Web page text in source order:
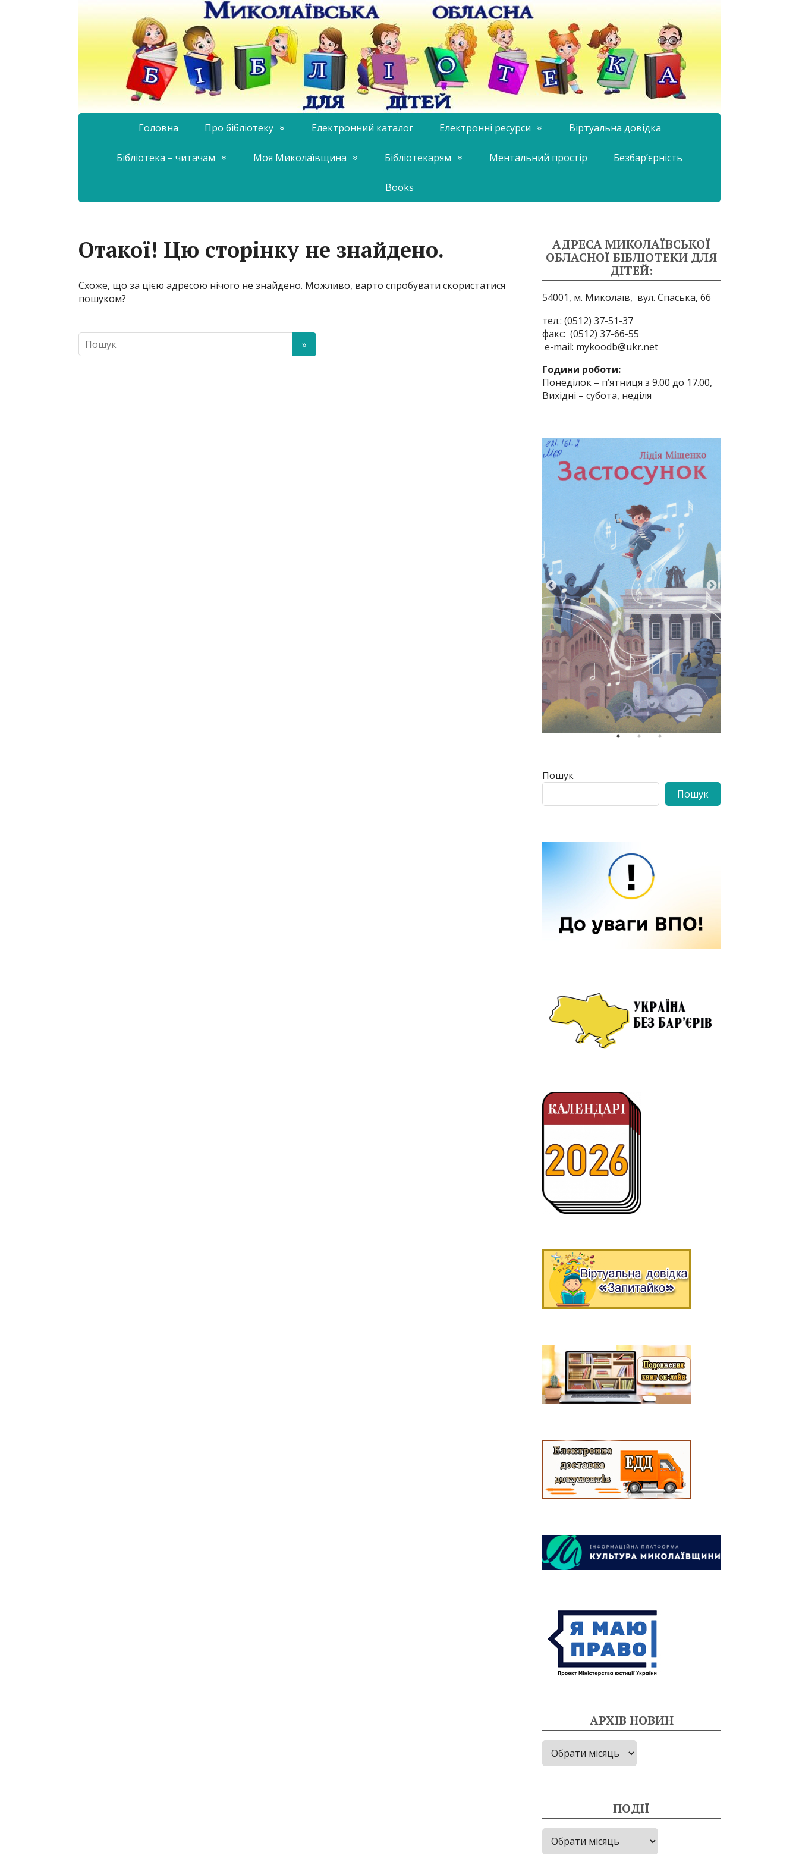
Головна Про бібліотеку Електронний каталог Електронні ресурси Віртуальна довідка
Бібліотека – читачам Моя Миколаївщина Бібліотекарям Ментальний простір Безбар’єрність
Books
Отакої! Цю сторінку не знайдено.
Схоже, що за цією адресою нічого не знайдено. Можливо, варто спробувати скористатися
пошуком?
АДРЕСА МИКОЛАЇВСЬКОЇ
ОБЛАСНОЇ БІБЛІОТЕКИ ДЛЯ
ДІТЕЙ:
54001, м. Миколаїв, вул. Спаська, 66
тел.: (0512) 37-51-37
факс: (0512) 37-66-55
e-mail: mykoodb@ukr.net
Години роботи:
Понеділок – п’ятниця з 9.00 до 17.00,
Вихідні – субота, неділя
Пошук
Пошук
АРХІВ НОВИН
Архів
новин
ПОДІЇ
Події